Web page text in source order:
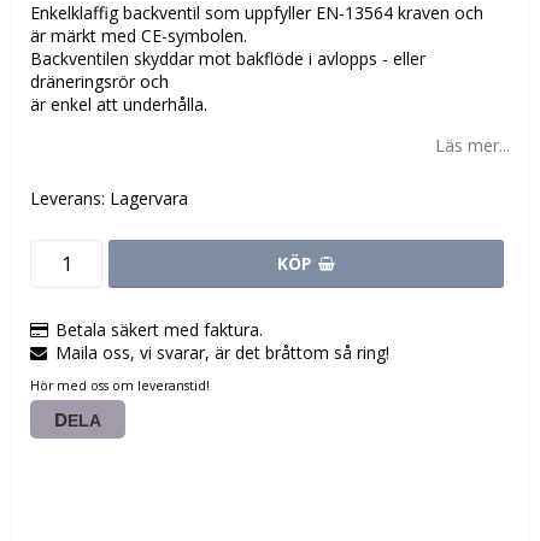
Enkelklaffig backventil som uppfyller EN-13564 kraven och
är märkt med CE-symbolen.
Backventilen skyddar mot bakflöde i avlopps - eller
dräneringsrör och
är enkel att underhålla.
Läs mer...
Leverans: Lagervara
KÖP
Betala säkert med faktura.
Maila oss, vi svarar, är det bråttom så ring!
Hör med oss om leveranstid!
DELA